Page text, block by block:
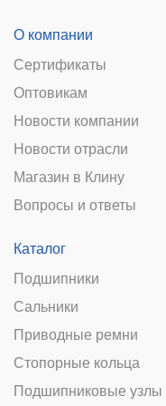
О компании
Сертификаты
Оптовикам
Новости компании
Новости отрасли
Магазин в Клину
Вопросы и ответы
Каталог
Подшипники
Сальники
Приводные ремни
Стопорные кольца
Подшипниковые узлы